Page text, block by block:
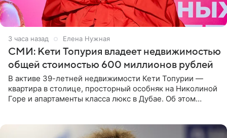
3 часа назад Елена Нужная
СМИ: Кети Топурия владеет недвижимостью
общей стоимостью 600 миллионов рублей
В активе 39-летней недвижимости Кети Топурии —
квартира в столице, просторный особняк на Николиной
Горе и апартаменты класса люкс в Дубае. Об этом